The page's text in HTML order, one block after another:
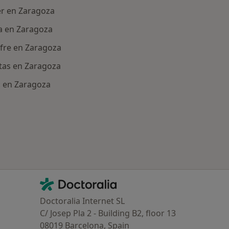
en Zaragoza
en Zaragoza
en Zaragoza
en Zaragoza
Zaragoza
Contacto
Doctoralia - Página de inicio
Doctoralia Internet SL
C/ Josep Pla 2 - Building B2, floor 13
08019 Barcelona, Spain